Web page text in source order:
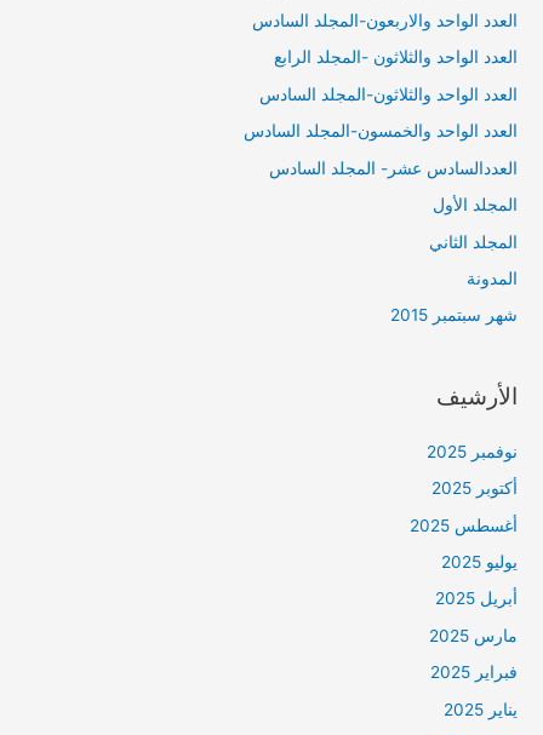
العدد الواحد والاربعون-المجلد السادس
العدد الواحد والثلاثون -المجلد الرابع
العدد الواحد والثلاثون-المجلد السادس
العدد الواحد والخمسون-المجلد السادس
العددالسادس عشر- المجلد السادس
المجلد الأول
المجلد الثاني
المدونة
شهر سبتمبر 2015
الأرشيف
نوفمبر 2025
أكتوبر 2025
أغسطس 2025
يوليو 2025
أبريل 2025
مارس 2025
فبراير 2025
يناير 2025